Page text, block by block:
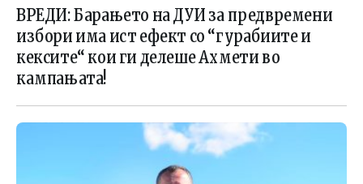
ДОМАШНАТА ЗАДАЧА
ВРЕДИ: Барањето на ДУИ за предвремени
избори има ист ефект со “гурабиите и
кексите“ кои ги делеше Ахмети во
кампањата!